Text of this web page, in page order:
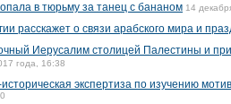
в тюрьму за танец с бананом 14
расскажет о связи арабского мира и
Иерусалим столицей Палестины и
года, 16:38
экспертиза по изучению